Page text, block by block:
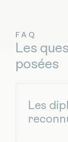
FAQ
Les
posées
Les